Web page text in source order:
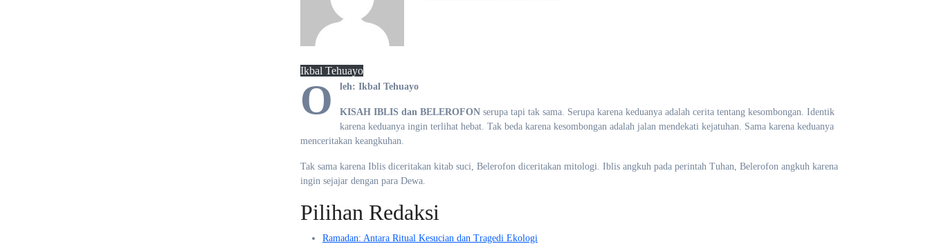
Ikbal Tehuayo
O leh: Ikbal Tehuayo
KISAH IBLIS dan BELEROFON serupa tapi tak sama. Serupa karena keduanya adalah cerita tentang kesombongan. Identik
karena keduanya ingin terlihat hebat. Tak beda karena kesombongan adalah jalan mendekati kejatuhan. Sama karena keduanya
menceritakan keangkuhan.
Tak sama karena Iblis diceritakan kitab suci, Belerofon diceritakan mitologi. Iblis angkuh pada perintah Tuhan, Belerofon angkuh karena
ingin sejajar dengan para Dewa.
Pilihan Redaksi
Ramadan: Antara Ritual Kesucian dan Tragedi Ekologi